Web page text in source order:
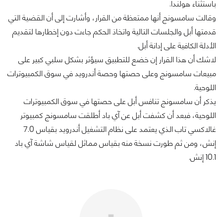
باستثناء هولندا.
وقالت سامسونج أنها ممتعظة من القرار، وأشارت إلى أن القضية التي
قدمتها أبل والجلسات التالية واتخاذ الحكم جاءت دون إخطارها لتقديم
الأدلة الكافية على إدانة أبل.
لاشك أن هذا القرار إن خضع للتطبيق سيؤثر بشكل سلبي كبير على
مبيعات سامسونج وعلى حصتها وحصة أندرويد في سوق الكمبيوترات
اللوحية.
يذكر أن سامسونج تنافس أبل على حصتها في سوق الكمبيوترات
اللوحية، فبعد أن كشفت أبل عن آي باد أطلقت سامسونج كمبيوتر
غالاكسي تاب الذي يعتمد على نظام التشغيل أندرويد بقياس 7.0
إنش، ومن ثم طورت نسخة منه بقياس مماثل لقياس شاشة آي باد
10.1 إنش.